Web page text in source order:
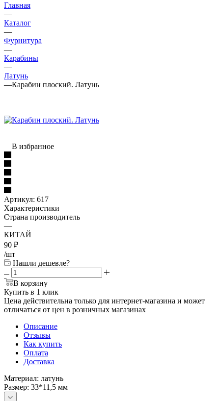
Главная
—
Каталог
—
Фурнитура
—
Карабины
—
Латунь
—Карабин плоский. Латунь
В избранное
Артикул: 617
Характеристики
Страна производитель
—
КИТАЙ
90 ₽
/шт
Нашли дешевле?
В корзину
Купить в 1 клик
Цена действительна только для интернет-магазина и может
отличаться от цен в розничных магазинах
Описание
Отзывы
Как купить
Оплата
Доставка
Материал: латунь
Размер: 33*11,5 мм